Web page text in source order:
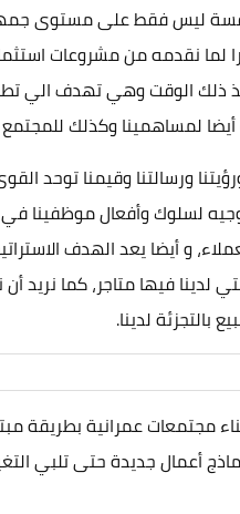
ليس فقط على مستوى
لما نقدمه من مشروعات
لأكثر من 25 عاما، حيث تم تأسيس الشركة في عام
لمساهمينا وكذلك
وقيمنا توحد القوى
لسلوك وأفعال موظفينا في
و أيضا يعد الهدف
لدينا فيها متاجر، كما
بالتجزئة لدينا.
عمرانية بطريقة
أعمال جديدة حتى تلبي